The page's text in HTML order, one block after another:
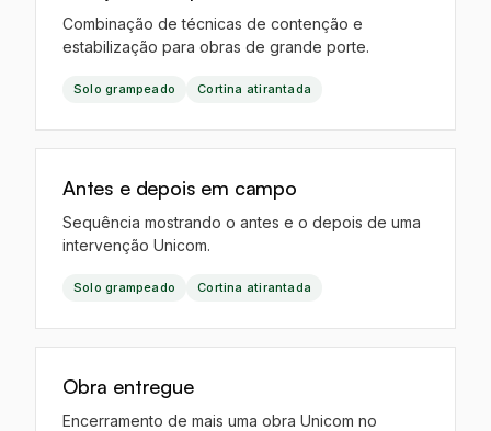
Combinação de técnicas de contenção e
estabilização para obras de grande porte.
Solo grampeado Cortina atirantada
Antes e depois em campo
Sequência mostrando o antes e o depois de uma
intervenção Unicom.
Solo grampeado Cortina atirantada
Obra entregue
Encerramento de mais uma obra Unicom no